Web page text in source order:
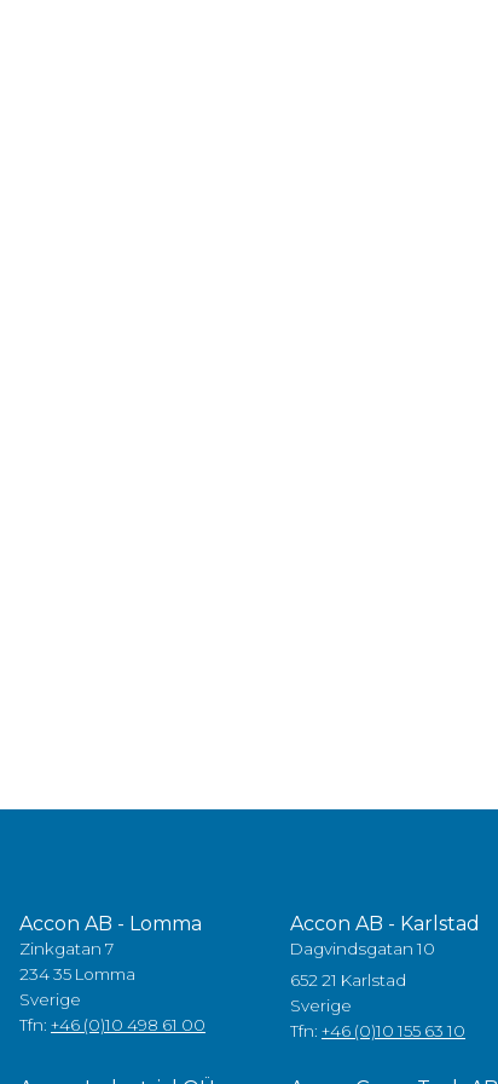
Accon AB - Lomma
Zinkgatan 7
234 35 Lomma
Sverige
Tfn: +46 (0)10 498 61 00
Accon AB - Karlstad
Dagvindsgatan 10
652 21 Karlstad
Sverige
Tfn: +46 (0)10 155 63 10